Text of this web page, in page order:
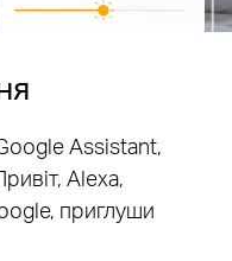
Assistant,
Alexa,
приглуши